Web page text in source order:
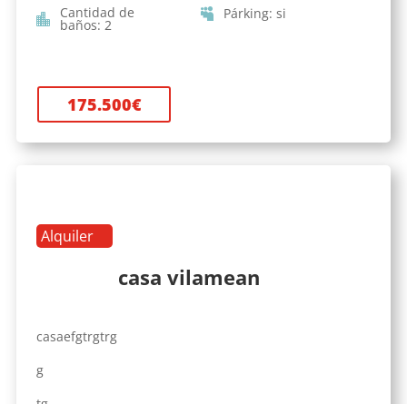
Cantidad de
baños: 2
Párking: si
175.500€
Alquiler
casa vilamean
casaefgtrgtrg
g